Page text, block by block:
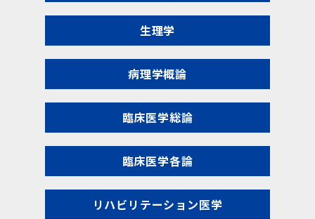
生理学
病理学概論
臨床医学総論
臨床医学各論
リハビリテーション医学